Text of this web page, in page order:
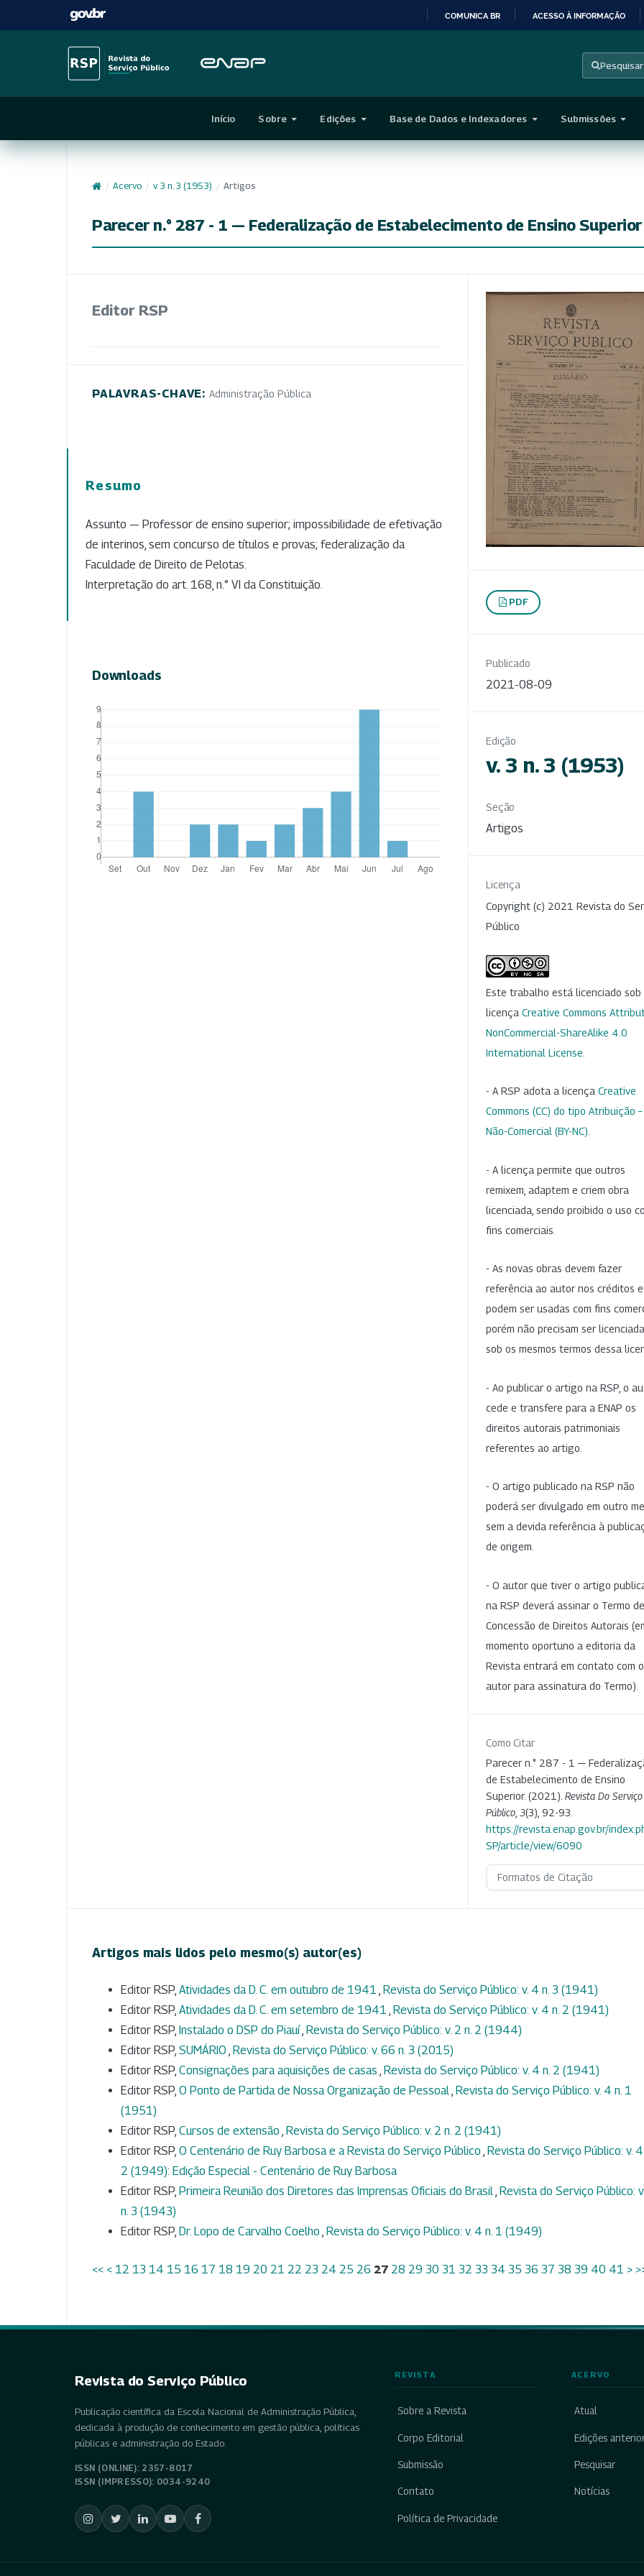
CONTEÚDO
COMUNICA BR ACESSO À INFORMAÇÃO
Pesquisar
Início Sobre Edições Base de Dados e Indexadores Submissões
/ Acervo / v. 3 n. 3 (1953) / Artigos
Parecer n.° 287 - 1 — Federalização de Estabelecimento de Ensino Superior
Editor RSP
PALAVRAS-CHAVE: Administração Pública
Resumo
Assunto — Professor de ensino superior; impossibilidade de efetivação
de interinos, sem concurso de títulos e provas; federalização da
Faculdade de Direito de Pelotas.
Interpretação do art. 168, n.° VI da Constituição.
Downloads
PDF
Publicado
2021-08-09
Edição
v. 3 n. 3 (1953)
Seção
Artigos
Licença
Copyright (c) 2021 Revista do
Público
Este trabalho está licenciado sob
licença Creative Commons
NonCommercial-ShareAlike 4.0
International License
- A RSP adota a licença Creative
Commons (CC) do tipo Atribuição –
Não-Comercial (BY-NC)
- A licença permite que outros
remixem, adaptem e criem obra
licenciada, sendo proibido o uso
fins comerciais.
- As novas obras devem fazer
referência ao autor nos créditos
podem ser usadas com fins
porém não precisam ser
sob os mesmos termos dessa
- Ao publicar o artigo na RSP, o
cede e transfere para a ENAP os
direitos autorais patrimoniais
referentes ao artigo.
- O artigo publicado na RSP não
poderá ser divulgado em outro
sem a devida referência à
de origem.
- O autor que tiver o artigo
na RSP deverá assinar o Termo de
Concessão de Direitos Autorais
momento oportuno a editoria da
Revista entrará em contato com o
autor para assinatura do Termo).
Como Citar
Parecer n.° 287 - 1 —
de Estabelecimento de Ensino
Superior. (2021). Revista Do Serviço
Público 3(3), 92-93.
https://revista.enap.gov.br/
SP/article/view/6090
Formatos de Citação
Artigos mais lidos pelo mesmo(s) autor(es)
Editor RSP, Atividades da D. C. em outubro de 1941
Revista do Serviço Público: v. 4 n. 3 (1941)
Editor RSP, Atividades da D. C. em setembro de 1941
Revista do Serviço Público: v. 4 n. 2 (1941)
Editor RSP, Instalado o DSP do Piauí Revista do Serviço Público: v. 2 n. 2 (1944)
Editor RSP, SUMÁRIO Revista do Serviço Público: v. 66 n. 3 (2015)
Editor RSP, Consignações para aquisições de casas Revista do Serviço Público: v. 4 n. 2 (1941)
Editor RSP, O Ponto de Partida de Nossa Organização de Pessoal Revista do Serviço Público: v. 4 n. 1
(1951)
Editor RSP, Cursos de extensão Revista do Serviço Público: v. 2 n. 2 (1941)
Editor RSP, O Centenário de Ruy Barbosa e a Revista do Serviço Público Revista do Serviço Público: v. 4
2 (1949): Edição Especial - Centenário de Ruy Barbosa
Editor RSP, Primeira Reunião dos Diretores das Imprensas Oficiais do Brasil Revista do Serviço Público:
n. 3 (1943)
Editor RSP, Dr. Lopo de Carvalho Coelho Revista do Serviço Público: v. 4 n. 1 (1949)
<< < 12 13 14 15 16 17 18 19 20 21 22 23 24 25 26 27 28 29 30 31 32 33 34 35 36 37 38 39 40 41 >
Revista do Serviço Público
Publicação científica da Escola Nacional de Administração Pública,
dedicada à produção de conhecimento em gestão pública, políticas
públicas e administração do Estado.
ISSN (ONLINE): 2357-8017
ISSN (IMPRESSO): 0034-9240
REVISTA
Sobre a Revista
Corpo Editorial
Submissão
Contato
Política de Privacidade
ACERVO
Atual
Edições
Pesquisar
Notícias